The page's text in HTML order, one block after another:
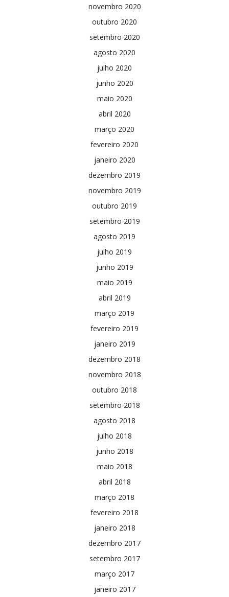
novembro 2020
outubro 2020
setembro 2020
agosto 2020
julho 2020
junho 2020
maio 2020
abril 2020
março 2020
fevereiro 2020
janeiro 2020
dezembro 2019
novembro 2019
outubro 2019
setembro 2019
agosto 2019
julho 2019
junho 2019
maio 2019
abril 2019
março 2019
fevereiro 2019
janeiro 2019
dezembro 2018
novembro 2018
outubro 2018
setembro 2018
agosto 2018
julho 2018
junho 2018
maio 2018
abril 2018
março 2018
fevereiro 2018
janeiro 2018
dezembro 2017
setembro 2017
março 2017
janeiro 2017